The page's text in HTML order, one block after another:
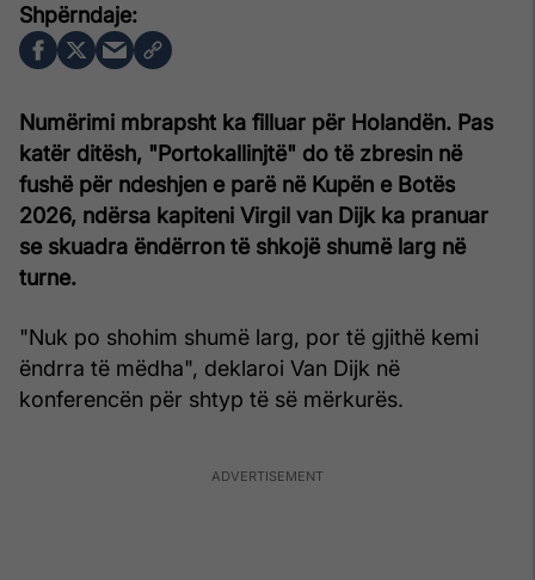
Numërimi mbrapsht ka filluar për Holandën. Pas
katër ditësh, "Portokallinjtë" do të zbresin në
fushë për ndeshjen e parë në Kupën e Botës
2026, ndërsa kapiteni Virgil van Dijk ka pranuar
se skuadra ëndërron të shkojë shumë larg në
turne.
"Nuk po shohim shumë larg, por të gjithë kemi
ëndrra të mëdha", deklaroi Van Dijk në
konferencën për shtyp të së mërkurës.